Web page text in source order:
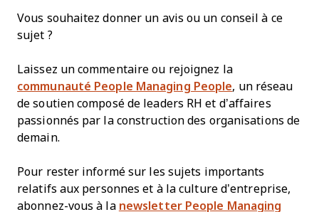
Vous souhaitez donner un avis ou un conseil à ce
sujet ?
Laissez un commentaire ou rejoignez la
communauté People Managing People, un réseau
de soutien composé de leaders RH et d’affaires
passionnés par la construction des organisations de
demain.
Pour rester informé sur les sujets importants
relatifs aux personnes et à la culture d’entreprise,
abonnez-vous à la newsletter People Managing